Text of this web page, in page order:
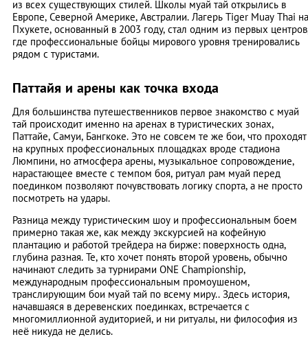
из всех существующих стилей. Школы муай тай открылись в
Европе, Северной Америке, Австралии. Лагерь Tiger Muay Thai на
Пхукете, основанный в 2003 году, стал одним из первых
где профессиональные бойцы мирового уровня тренировались
рядом с туристами.
Паттайя и арены как точка входа
Для большинства путешественников первое знакомство с муай
тай происходит именно на аренах в туристических зонах,
Паттайе, Самуи, Бангкоке. Это не совсем те же бои, что проходят
на крупных профессиональных площадках вроде стадиона
Люмпини, но атмосфера арены, музыкальное сопровождение,
нарастающее вместе с темпом боя, ритуал рам муай перед
поединком позволяют почувствовать логику спорта, а не просто
посмотреть на удары.
Разница между туристическим шоу и профессиональным боем
примерно такая же, как между экскурсией на кофейную
плантацию и работой трейдера на бирже: поверхность одна,
глубина разная. Те, кто хочет понять второй уровень, обычно
начинают следить за турнирами ONE Championship,
международным профессиональным промоушеном,
транслирующим бои муай тай по всему миру.. Здесь история,
начавшаяся в деревенских поединках, встречается с
многомиллионной аудиторией, и ни ритуалы, ни философия из
неё никуда не делись.